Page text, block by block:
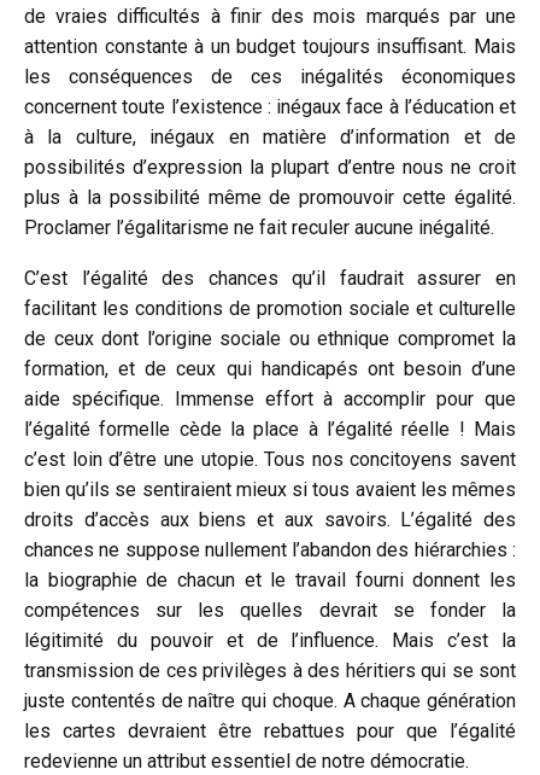
de vraies difficultés à finir des mois marqués par une
attention constante à un budget toujours insuffisant. Mais
les conséquences de ces inégalités économiques
concernent toute l’existence : inégaux face à l’éducation et
à la culture, inégaux en matière d’information et de
possibilités d’expression la plupart d’entre nous ne croit
plus à la possibilité même de promouvoir cette égalité.
Proclamer l’égalitarisme ne fait reculer aucune inégalité.
C’est l’égalité des chances qu’il faudrait assurer en
facilitant les conditions de promotion sociale et culturelle
de ceux dont l’origine sociale ou ethnique compromet la
formation, et de ceux qui handicapés ont besoin d’une
aide spécifique. Immense effort à accomplir pour que
l’égalité formelle cède la place à l’égalité réelle ! Mais
c’est loin d’être une utopie. Tous nos concitoyens savent
bien qu’ils se sentiraient mieux si tous avaient les mêmes
droits d’accès aux biens et aux savoirs. L’égalité des
chances ne suppose nullement l’abandon des hiérarchies :
la biographie de chacun et le travail fourni donnent les
compétences sur les quelles devrait se fonder la
légitimité du pouvoir et de l’influence. Mais c’est la
transmission de ces privilèges à des héritiers qui se sont
juste contentés de naître qui choque. A chaque génération
les cartes devraient être rebattues pour que l’égalité
redevienne un attribut essentiel de notre démocratie.